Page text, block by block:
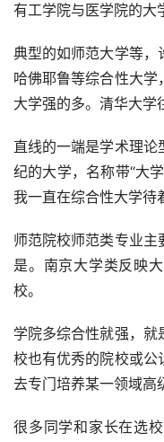
有工学院与医学院的大
典型的如师范大学等，
哈佛耶鲁等综合性大学
大学强的多。清华大学
直线的一端是学术理
纪的大学，名称带“大
我一直在综合性大学待
师范院校师范类专业
是。南京大学类反映
校。
学院多综合性就强，
校也有优秀的院校或公
去专门培养某一领域高
很多同学和家长在选